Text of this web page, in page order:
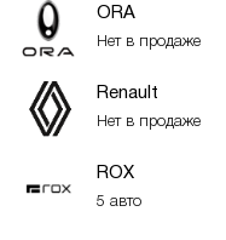
ORA
Нет в продаже
Renault
Нет в продаже
ROX
5 авто